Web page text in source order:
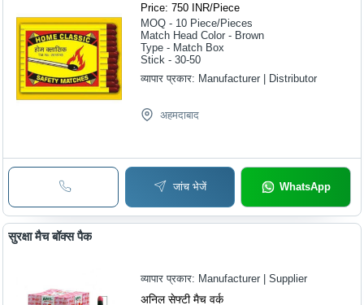
Price: 750 INR/Piece
MOQ - 10 Piece/Pieces
Match Head Color - Brown
Type - Match Box
Stick - 30-50
व्यापार प्रकार: Manufacturer | Distributor
अहमदाबाद
जांच भेजें WhatsApp
सुरक्षा मैच बॉक्स पैक
व्यापार प्रकार: Manufacturer | Supplier
अनिल सेफ्टी मैच वर्क